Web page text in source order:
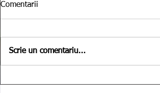
Comentarii
Scrie un comentariu...